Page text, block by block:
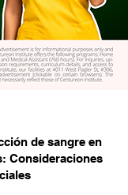
de sangre en
Consideraciones